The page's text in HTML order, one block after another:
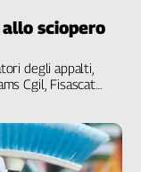
sciopero
degli appalti,
Cgil, Fisascat